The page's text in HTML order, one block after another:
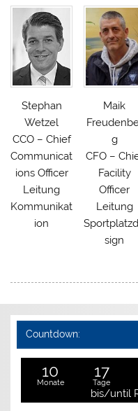
Stephan
Wetzel
CCO – Chief
Communicat
ions Officer
Leitung
Kommunikat
ion
Maik
g
CFO –
Facility
Officer
Leitung
sign
Countdown:
10
Monate
17
Tage
bis/until